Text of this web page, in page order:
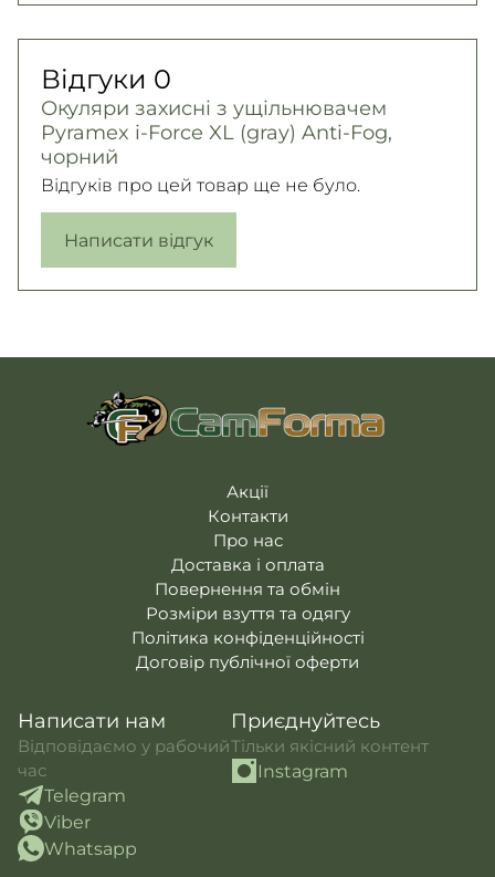
Відгуки 0
Окуляри захисні з ущільнювачем
Pyramex i-Force XL (gray) Anti-Fog,
чорний
Відгуків про цей товар ще не було.
Написати відгук
Акції
Контакти
Про нас
Доставка і оплата
Повернення та обмін
Розміри взуття та одягу
Політика конфіденційності
Договір публічної оферти
Написати нам
Відповідаємо у рабочий
час
Telegram
Viber
Whatsapp
Приєднуйтесь
Тільки якісний контент
Instagram